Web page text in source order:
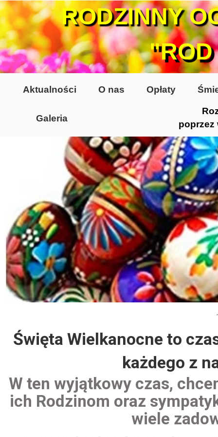
poprzez
Galeria
Lata 70-te, lata 80-te
Altany lata 70-te, 80-te
Dzień Działkowca 2005
Dzień Działkowca 2006
Dzień Działkowca 2012
Protest w Warszawie 2013
Protest w Bydgoszczy 2013
Dzień Działkowca 2014
Dzień Działkowca 2015
Dzień Działkowca 2019
Dzień Działkowca 2022
Aktualności O nas Opłaty
RODZINNY
Święta Wielkanocne to
każdego z
W ten wyjątkowy czas,
ich Rodzinom oraz
wiele